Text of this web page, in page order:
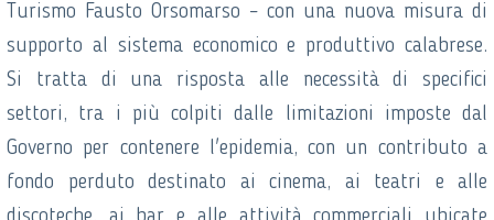
Turismo Fausto Orsomarso – con una nuova misura di
supporto al sistema economico e produttivo calabrese.
Si tratta di una risposta alle necessità di specifici
settori, tra i più colpiti dalle limitazioni imposte dal
Governo per contenere l'epidemia, con un contributo a
fondo perduto destinato ai cinema, ai teatri e alle